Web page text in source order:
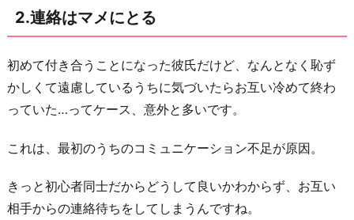
自
た
ち
だ
の
幸
せ
2.連絡はマメにとる
初めて付き合うことになった彼氏だけど、なんとなく恥ず
かしくて遠慮しているうちに気づいたらお互い冷めて終わ
っていた…ってケース、意外と多いです。
これは、最初のうちのコミュニケーション不足が原因。
きっと初心者同士だからどうして良いかわからず、お互い
相手からの連絡待ちをしてしまうんですね。